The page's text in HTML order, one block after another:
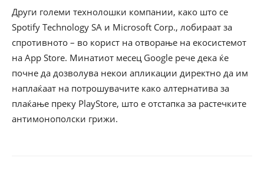
Други големи технолошки компании, како што се
Spotify Technology SA и Microsoft Corp., лобираат за
спротивното – во корист на отворање на екосистемот
на App Store. Минатиот месец Google рече дека ќе
почне да дозволува некои апликации директно да им
наплаќаат на потрошувачите како алтернатива за
плаќање преку PlayStore, што е отстапка за растечките
антимонополски грижи.